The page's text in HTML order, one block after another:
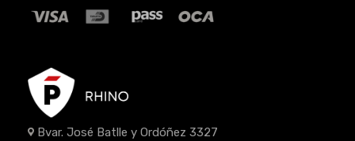
Bvar. José Batlle y Ordóñez 3327